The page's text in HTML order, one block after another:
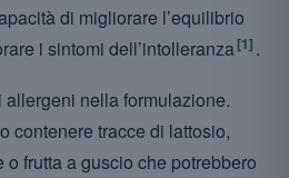
di migliorare l’equilibrio
i sintomi dell’intolleranza[1] .
allergeni nella formulazione.
contenere tracce di lattosio,
frutta a guscio che potrebbero